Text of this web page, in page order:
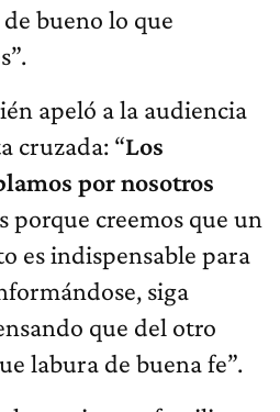
bueno lo que
apeló a la audiencia
cruzada: “Los
por nosotros
porque creemos que un
es indispensable para
siga
que del otro
labura de buena fe”.